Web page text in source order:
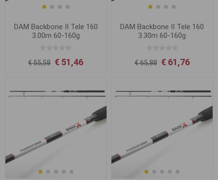
DAM Backbone II Tele 160
3.00m 60-160g
€ 55,58 € 51,46
DAM Backbone II Tele 160
3.30m 60-160g
€ 65,88 € 61,76